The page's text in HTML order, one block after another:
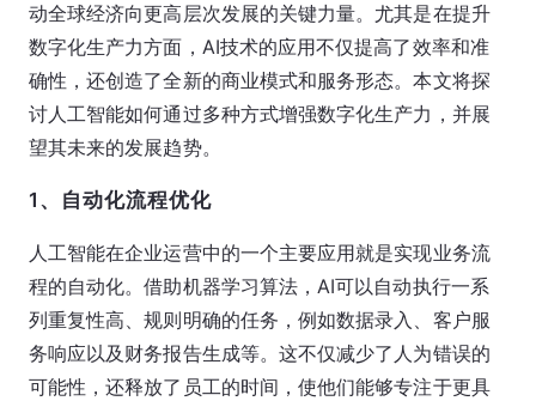
动全球经济向更高层次发展的关键力量。尤其是在提升
数字化生产力方面，AI技术的应用不仅提高了效率和准
确性，还创造了全新的商业模式和服务形态。本文将探
讨人工智能如何通过多种方式增强数字化生产力，并展
望其未来的发展趋势。
1、自动化流程优化
人工智能在企业运营中的一个主要应用就是实现业务流
程的自动化。借助机器学习算法，AI可以自动执行一系
列重复性高、规则明确的任务，例如数据录入、客户服
务响应以及财务报告生成等。这不仅减少了人为错误的
可能性，还释放了员工的时间，使他们能够专注于更具